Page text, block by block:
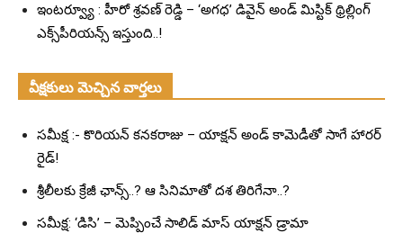
ఇంటర్వ్యూ : హీరో శ్రవణ్ రెడ్డి – ‘అగధ’ డివైన్ అండ్ మిస్టిక్ థ్రిల్లింగ్
ఎక్స్‌పీరియన్స్ ఇస్తుంది..!
వీక్షకులు మెచ్చిన వార్తలు
సమీక్ష :- కొరియన్ కనకరాజు – యాక్షన్ అండ్ కామెడీతో సాగే హారర్
రైడ్!
శ్రీలీలకు క్రేజీ ఛాన్స్..? ఆ సినిమాతో దశ తిరిగేనా..?
సమీక్ష: ‘డిసి’ – మెప్పించే సాలిడ్ మాస్ యాక్షన్ డ్రామా